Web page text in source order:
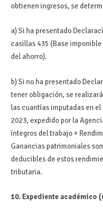
obtienen ingresos, se
a) Si ha presentado
casillas 435 (Base
del ahorro).
b) Si no ha presentado
tener obligación, se
las cuantías imputadas en el
2023, expedido por la
íntegros del trabajo +
Ganancias patrimoniales
deducibles de estos
tributaria.
10. Expediente académico